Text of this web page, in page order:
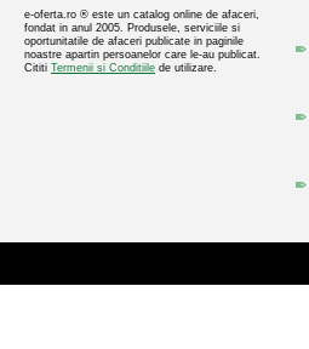
e-oferta.ro ® este un catalog online de afaceri,
fondat in anul 2005. Produsele, serviciile si
oportunitatile de afaceri publicate in paginile
noastre apartin persoanelor care le-au publicat.
Cititi Termenii si Conditiile de utilizare.